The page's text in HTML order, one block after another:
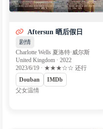
Aftersun 晒后假日
剧情
Charlotte Wells 夏洛特·威尔斯
United Kingdom · 2022
2023/6/19 · ★★★☆☆ 还行
Douban
IMDb
父女温情